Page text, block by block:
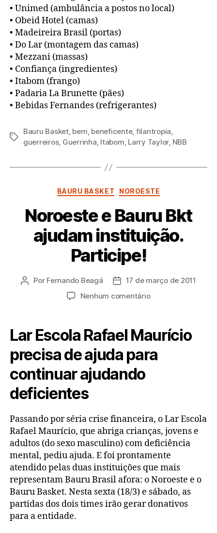
• Unimed (ambulância a postos no local)
• Obeid Hotel (camas)
• Madeireira Brasil (portas)
• Do Lar (montagem das camas)
• Mezzani (massas)
• Confiança (ingredientes)
• Itabom (frango)
• Padaria La Brunette (pães)
• Bebidas Fernandes (refrigerantes)
Tags
Bauru Basket, bem, beneficente, filantropia,
guerreiros, Guerrinha, Itabom, Larry Taylor, NBB
Categorias
BAURU BASKET NOROESTE
Noroeste e Bauru Bkt
ajudam instituição.
Participe!
Autor
Por Fernando Beagá
Data17 de março de 2011
Nenhum comentárioem
Bauru
Bkt
instituição.
Lar Escola Rafael Maurício
precisa de ajuda para
continuar ajudando
deficientes
Passando por séria crise financeira, o Lar Escola
Rafael Maurício, que abriga crianças, jovens e
adultos (do sexo masculino) com deficiência
mental, pediu ajuda. E foi prontamente
atendido pelas duas instituições que mais
representam Bauru Brasil afora: o Noroeste e o
Bauru Basket. Nesta sexta (18/3) e sábado, as
partidas dos dois times irão gerar donativos
para a entidade.